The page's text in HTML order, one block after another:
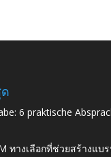
6 praktische
ทางเลือกที่ช่วยสร้างแบ